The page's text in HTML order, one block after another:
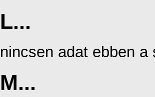
L...
nincsen adat ebben a
M...